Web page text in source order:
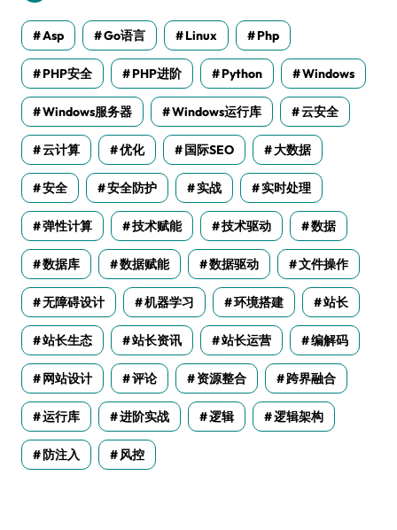
Asp Go语言 Linux Php
PHP安全 PHP进阶 Python Windows
Windows服务器 Windows运行库 云安全
云计算 优化 国际SEO 大数据
安全 安全防护 实战 实时处理
弹性计算 技术赋能 技术驱动 数据
数据库 数据赋能 数据驱动 文件操作
无障碍设计 机器学习 环境搭建 站长
站长生态 站长资讯 站长运营 编解码
网站设计 评论 资源整合 跨界融合
运行库 进阶实战 逻辑 逻辑架构
防注入 风控